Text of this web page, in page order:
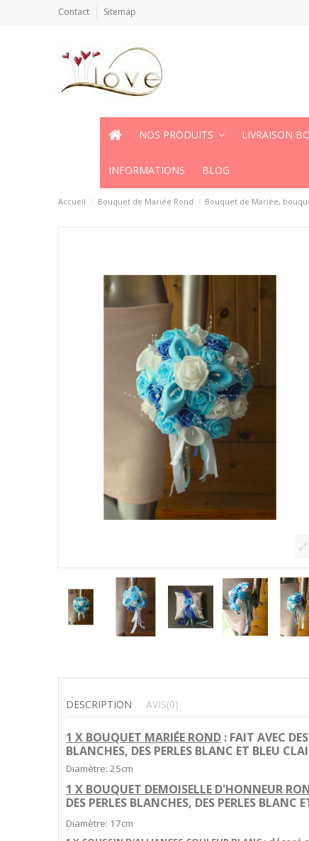
Contact Sitemap
NOS PRODUITS LIVRAISON
INFORMATIONS BLOG
Accueil Bouquet de Mariée Rond Bouquet de Mariée,
DESCRIPTION AVIS(0)
1 X BOUQUET MARIÉE ROND : FAIT AVEC
BLANCHES, DES PERLES BLANC ET BLEU
Diamètre: 25cm
1 X BOUQUET DEMOISELLE D'HONNEUR
DES PERLES BLANCHES, DES PERLES BLANC
Diamètre: 17cm